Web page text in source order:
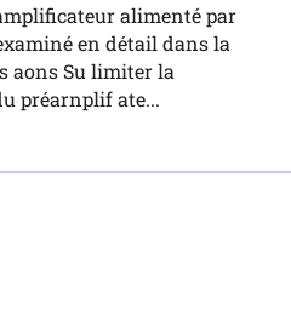
alimenté par
en détail dans la
aons Su limiter la
préarnplif ate...